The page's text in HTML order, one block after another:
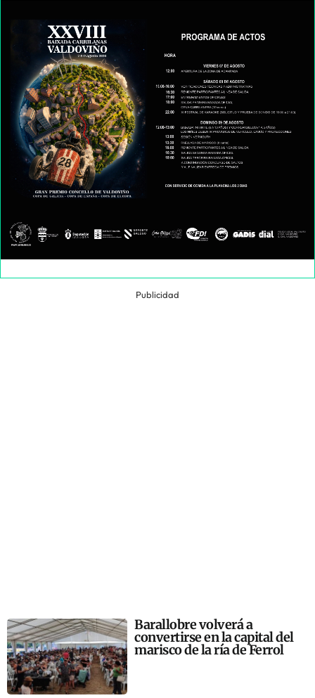
Publicidad
Barallobre volverá a
convertirse en la capital del
marisco de la ría de Ferrol